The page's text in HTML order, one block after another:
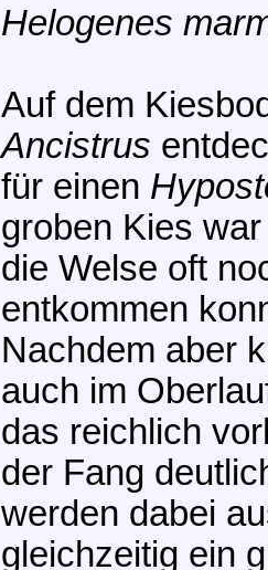
Helogenes
Auf dem
Ancistrus
für einen
groben Kies
die Welse oft
entkommen
Nachdem aber
auch im
das reichlich
der Fang
werden dabei
gleichzeitig ein